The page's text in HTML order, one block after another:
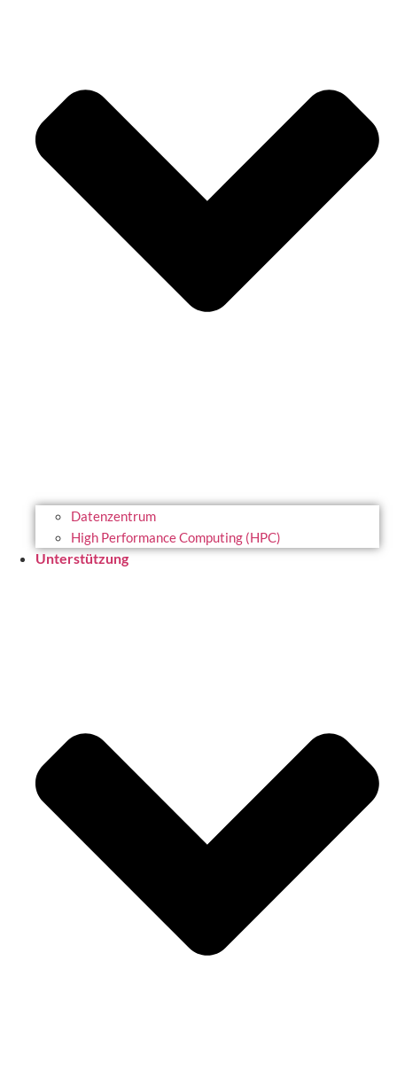
Datenzentrum
High Performance Computing (HPC)
Unterstützung